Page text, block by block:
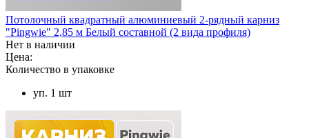
Потолочный квадратный алюминиевый 2-рядный карниз
"Pingwie" 2,85 м Белый составной (2 вида профиля)
Нет в наличии
Цена:
Количество в упаковке
уп. 1 шт